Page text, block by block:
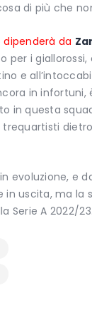
di più che
da
per i
e
in infortuni,
in questa
evoluzione, e
uscita, ma la
Serie A 2022/23.